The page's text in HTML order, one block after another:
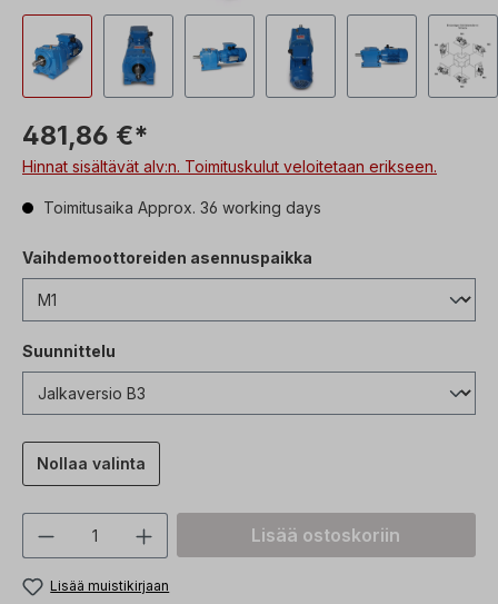
481,86 €*
Hinnat sisältävät alv:n. Toimituskulut veloitetaan erikseen.
Toimitusaika Approx. 36 working days
Vaihdemoottoreiden asennuspaikka
Suunnittelu
Nollaa valinta
Tuotteen määrä: Syötä haluttu arvo tai
Lisää ostoskoriin
Lisää muistikirjaan